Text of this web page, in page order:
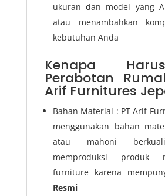
ukuran dan model yang
atau menambahkan
kebutuhan Anda
Kenapa
Perabotan
Arif Furnitures
Bahan Material : PT Arif
menggunakan bahan
atau mahoni
memproduksi produk
furniture karena
Resmi